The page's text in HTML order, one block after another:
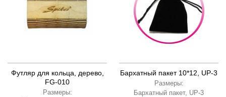
Футляр для кольца, дерево,
FG-010
Размеры:
Бархатный пакет 10*12, UP-3
Размеры:
Бархатный пакет, UP-3